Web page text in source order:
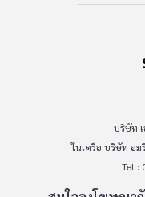
บริษัท
ในเครือ บริษัท อ
Tel :